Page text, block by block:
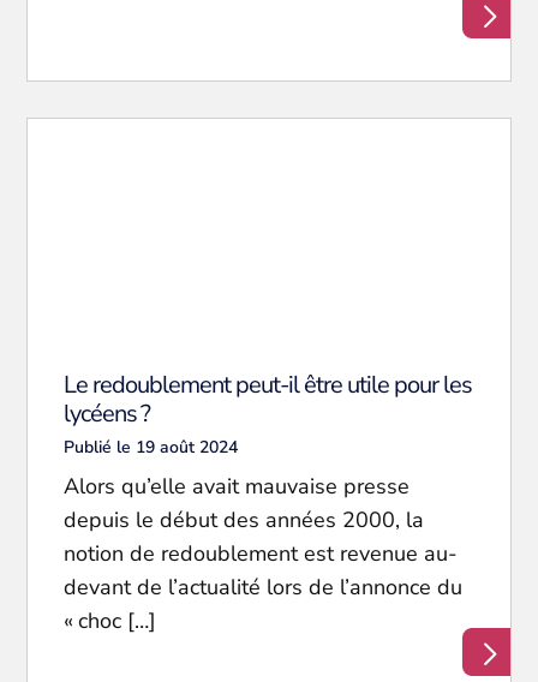
Le redoublement peut-il être utile pour les
lycéens ?
Publié le 19 août 2024
Alors qu’elle avait mauvaise presse
depuis le début des années 2000, la
notion de redoublement est revenue au-
devant de l’actualité lors de l’annonce du
« choc […]